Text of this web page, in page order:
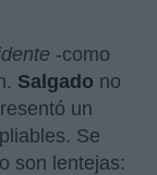
-como
Salgado no
un
Se
son lentejas: